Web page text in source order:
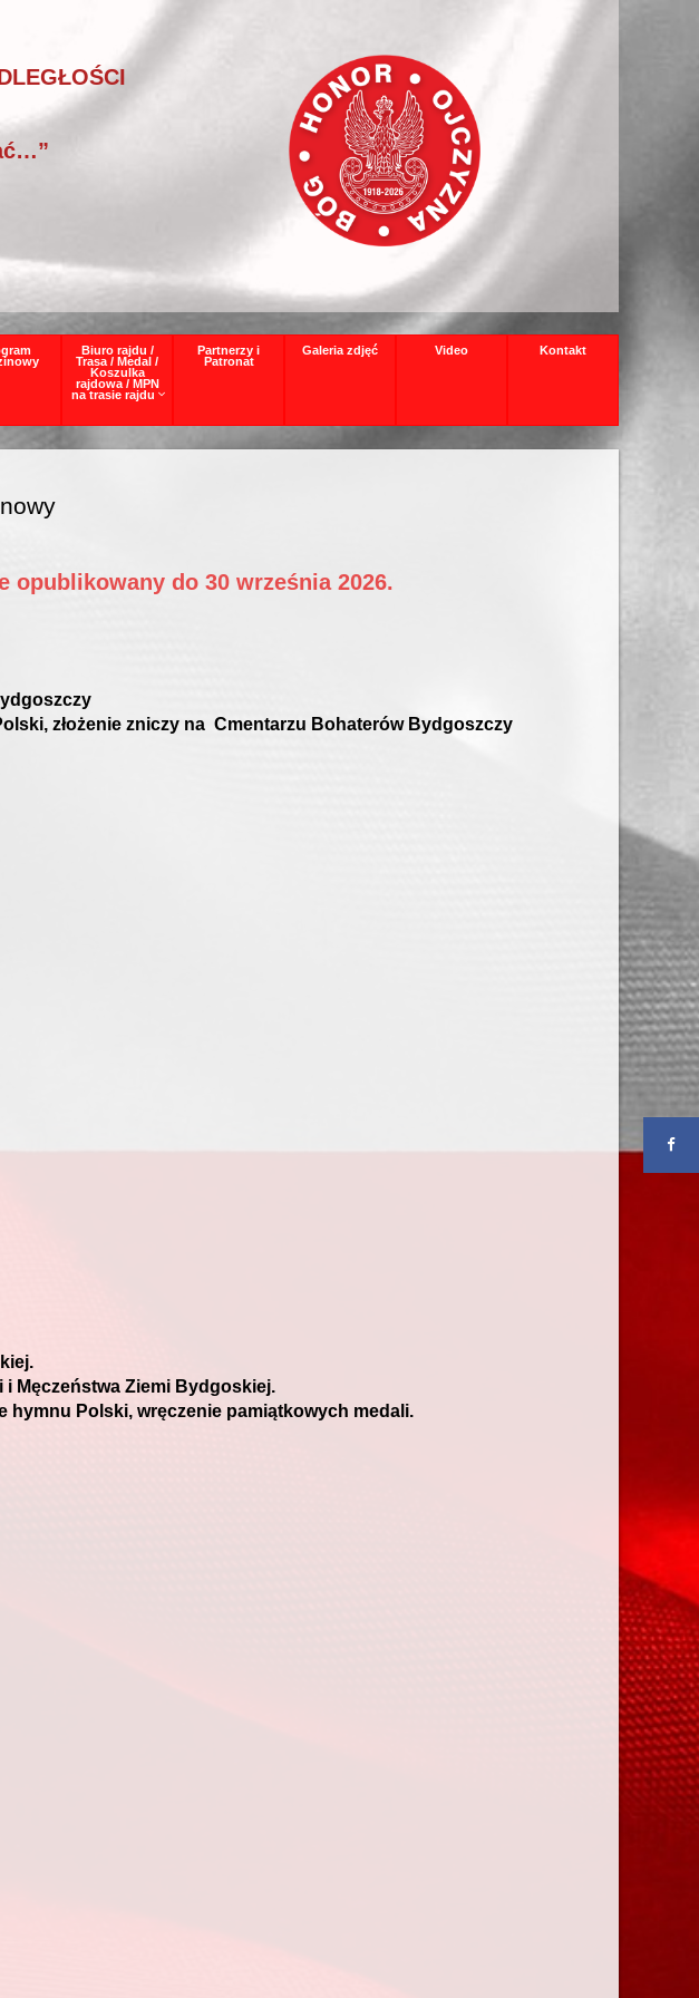
Biuro rajdu /
Trasa / Medal /
Koszulka
rajdowa / MPN
na trasie rajdu
Partnerzy i
Patronat
Galeria zdjęć Video Kontakt
opublikowany do 30 września 2026.
złożenie zniczy na Cmentarzu Bohaterów Bydgoszczy
i Męczeństwa Ziemi Bydgoskiej.
hymnu Polski, wręczenie pamiątkowych medali.